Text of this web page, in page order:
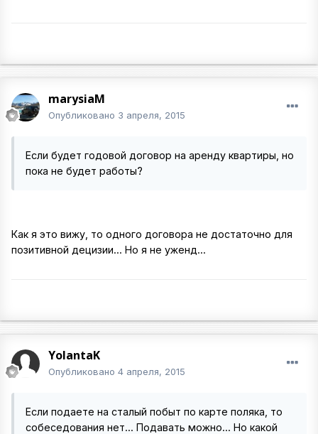
marysiaM
Опубликовано 3 апреля, 2015
Если будет годовой договор на аренду квартиры, но
пока не будет работы?
Как я это вижу, то одного договора не достаточно для
позитивной децизии... Но я не уженд...
YolantaK
Опубликовано 4 апреля, 2015
Если подаете на сталый побыт по карте поляка, то
собеседования нет... Подавать можно... Но какой